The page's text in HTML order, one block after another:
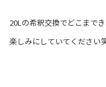
20Lの希釈交換でどこまでき
楽しみにしていてください